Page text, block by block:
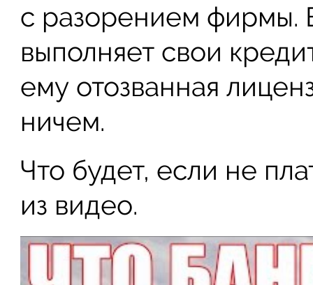
с разорением фирмы.
выполняет свои
ему отозванная
ничем.
Что будет, если не
из видео.